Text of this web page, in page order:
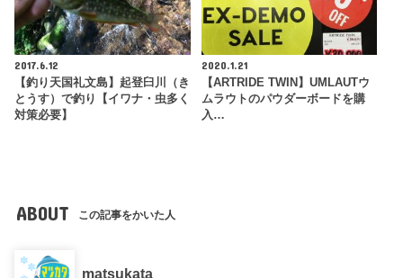
2017.6.12
【釣り天国礼文島】起登臼川（き
とうす）で釣り【イワナ・虫多く
対策必要】
2020.1.21
【ARTRIDE TWIN】UMLAUTウ
ムラウトのパウダーボードを購
入…
ABOUT この記事をかいた人
matsukata